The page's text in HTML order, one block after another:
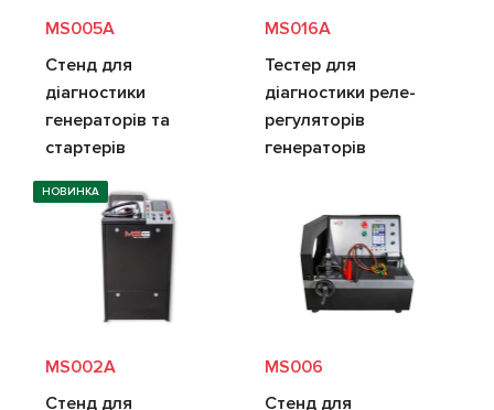
MS005A
Стенд для
діагностики
генераторів та
стартерів
MS016A
Тестер для
діагностики реле-
регуляторів
генераторів
НОВИНКА
MS002A
Стенд для
MS006
Стенд для